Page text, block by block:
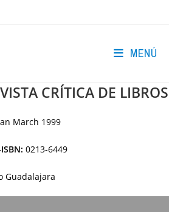
MENÚ
CRÍTICA DE LIBROS
March 1999
0213-6449
Guadalajara